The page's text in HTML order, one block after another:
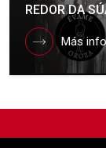
REDOR DA
Más info